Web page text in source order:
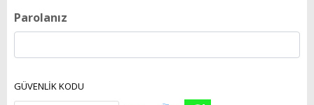
Parolanız
GÜVENLİK KODU